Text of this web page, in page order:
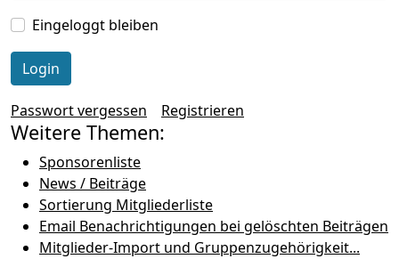
Eingeloggt bleiben
Passwort vergessen Registrieren
Weitere Themen:
Sponsorenliste
News / Beiträge
Sortierung Mitgliederliste
Email Benachrichtigungen bei gelöschten Beiträgen
Mitglieder-Import und Gruppenzugehörigkeit...